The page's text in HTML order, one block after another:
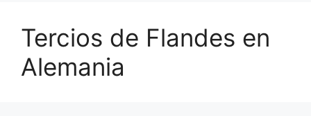
Tercios de Flandes en
Alemania